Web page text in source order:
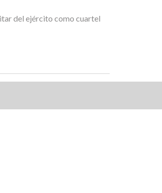
del ejército como cuartel